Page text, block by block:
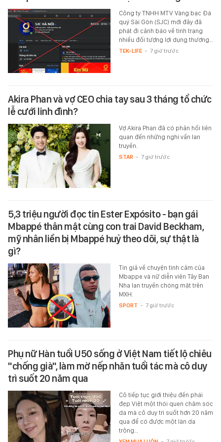
Công ty TNHH MTV Vàng bạc Đá
quý Sài Gòn (SJC) mới đây đã
phát đi cảnh báo về tình trạng
nhiều đối tượng lợi dụng thương…
TEK-LIFE - 7 giờ trước
Akira Phan và vợ CEO chia tay sau 3 tháng tổ chức
lễ cưới linh đình?
Vợ Akira Phan đã có phản hồi liên
quan đến những nghi vấn lan
truyền.
STAR - 7 giờ trước
5,3 triệu người đọc tin Ester Expósito - bạn gái
Mbappé thân mật cùng con trai David Beckham,
mỹ nhân liền bị Mbappé huỷ theo dõi, sự thật là
gì?
Tin giả về chuyện tình cảm của
Mbappe và nữ diễn viên Tây Ban
Nha lan truyền chóng mặt trên
MXH.
SPORT - 7 giờ trước
Phụ nữ Hàn tuổi U50 sống ở Việt Nam tiết lộ chiêu
"chống già", làm mờ nếp nhăn tuổi tác mà cô duy
trì suốt 20 năm qua
Cô tiếp tục giới thiệu đến phái
đẹp Việt một thói quen chăm sóc
da mà cô duy trì suốt hơn 20 năm
qua để có được một làn da
trông…